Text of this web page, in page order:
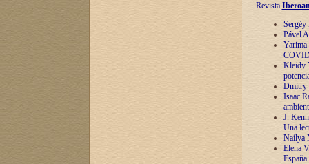
Revista
Sergéy
Pável
Yarima
Kleidy
Dmitry
Isaac
J.
Una
Naílya
Elena
España